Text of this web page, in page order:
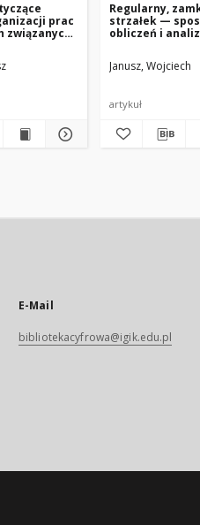
prac
związanych
obiektów
Regularny,
strzałek —
obliczeń i
Janusz, Wojciech
artykuł
E-Mail
bibliotekacyfrowa@igik.edu.pl